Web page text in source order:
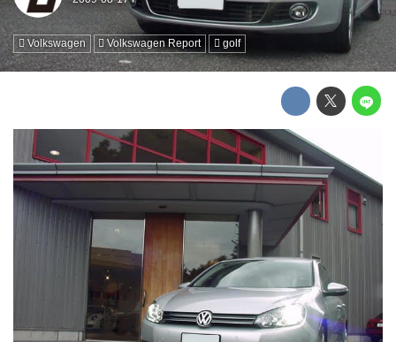
Volkswagen Volkswagen Report golf